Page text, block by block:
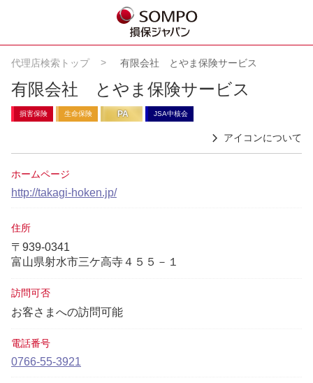
代理店検索トップ 有限会社 とやま保険サービス
有限会社 とやま保険サービス
損害保険 生命保険 PA JSA中核会
アイコンについて
ホームページ
http://takagi-hoken.jp/
住所
〒939-0341
富山県射水市三ケ高寺４５５－１
訪問可否
お客さまへの訪問可能
電話番号
0766-55-3921